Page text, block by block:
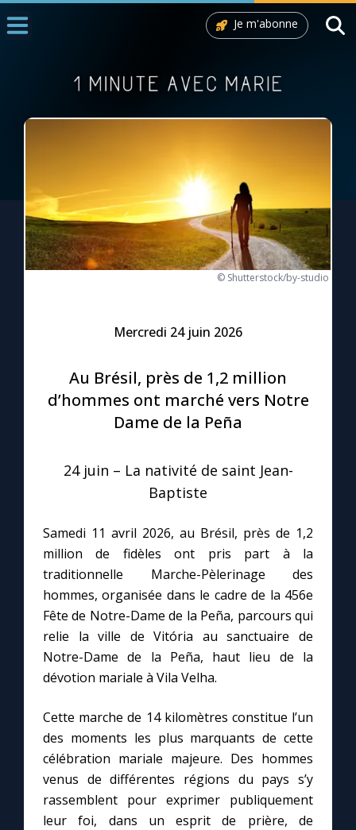
L'actualité de la semaine
La chaîne Youtube
Le compte Tiktok
Questions-réponses
Prier au quotidien
Avec Thérèse de Lisieux
L'Évangile chaque jour
Les premiers samedis du mois
Marie qui défait les nœuds
Me consacrer à Jésus par Marie
Je m'abonne
© Shutterstock/by-studio
Mercredi 24 juin 2026
Au Brésil, près de 1,2 million
d’hommes ont marché vers Notre
Dame de la Peña
24 juin – La nativité de saint Jean-
Baptiste
Samedi 11 avril 2026, au Brésil, près de 1,2
million de fidèles ont pris part à la
traditionnelle Marche-Pèlerinage des
hommes, organisée dans le cadre de la 456e
Fête de Notre-Dame de la Peña, parcours qui
relie la ville de Vitória au sanctuaire de
Notre-Dame de la Peña, haut lieu de la
dévotion mariale à Vila Velha.
Cette marche de 14 kilomètres constitue l’un
des moments les plus marquants de cette
célébration mariale majeure. Des hommes
venus de différentes régions du pays s’y
rassemblent pour exprimer publiquement
leur foi, dans un esprit de prière, de